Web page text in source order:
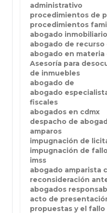
administrativo
procedimientos de
procedimientos
abogado
abogado de recurso
abogado en
Asesoría para
de inmuebles
abogado de
abogado
fiscales
abogados en cdmx
despacho de
amparos
impugnación de
impugnación de
imss
abogado amparista
reconsideración
abogados
acto de
propuestas y el fallo